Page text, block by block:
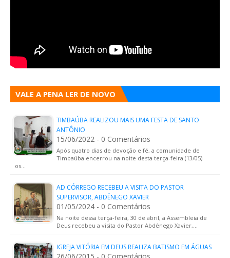
VALE A PENA LER DE NOVO
TIMBAÚBA REALIZOU MAIS UMA FESTA DE SANTO
ANTÔNIO
15/06/2022 - 0 Comentários
Após quatro dias de devoção e fé, a comunidade de
Timbaúba encerrou na noite desta terça-feira (13/05)
os…
AD CÓRREGO RECEBEU A VISITA DO PASTOR
SUPERVISOR, ABDÊNEGO XAVIER
01/05/2024 - 0 Comentários
Na noite dessa terça-feira, 30 de abril, a Assembleia de
Deus recebeu a visita do Pastor Abdênego Xavier,…
IGREJA VITÓRIA EM DEUS REALIZA BATISMO EM ÁGUAS